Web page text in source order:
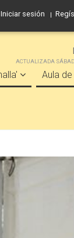
Iniciar sesión
ACTUALIZADA
Aula